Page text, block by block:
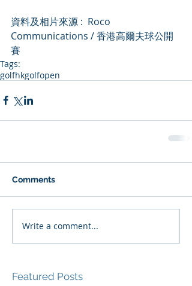
資料及相片來源 :  Roco
Communications / 香港高爾夫球公開
賽
Tags:
golfhkgolfopen
Comments
Write a comment...
Featured Posts